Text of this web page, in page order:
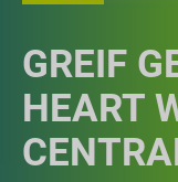
GREIF
HEART